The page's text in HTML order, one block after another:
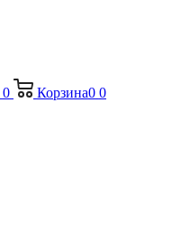
0 Корзина0 0